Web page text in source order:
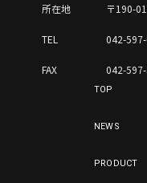
所在地 〒190-
TEL 042-
FAX 042-
TOP
NEWS
PRODUCT